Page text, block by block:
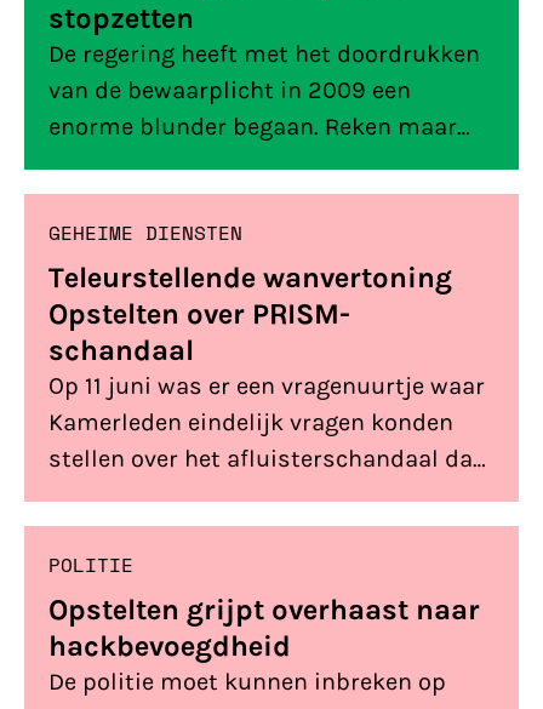
stopzetten
De regering heeft met het doordrukken
van de bewaarplicht in 2009 een
enorme blunder begaan. Reken maar
na: een enorme inbreuk op de vrijheid
van onverdachte burgers en een grote
schadepost voor providers. Dat is maar
op één manier recht te zetten: de wet
moet helemaal teruggedraaid worden.
GEHEIME DIENSTEN
Teleurstellende wanvertoning
Opstelten over PRISM-
schandaal
Op 11 juni was er een vragenuurtje waar
Kamerleden eindelijk vragen konden
stellen over het afluisterschandaal dat
de afgelopen dagen het nieuws
beheerst. Er waren heel wat vragen en
het beloofde spannend te worden. Maar
Opstelten gaf geen énkel inhoudelijk
antwoord. Sterker nog: hij verdedigde
PRISM.
POLITIE
Opstelten grijpt overhaast naar
hackbevoegdheid
De politie moet kunnen inbreken op